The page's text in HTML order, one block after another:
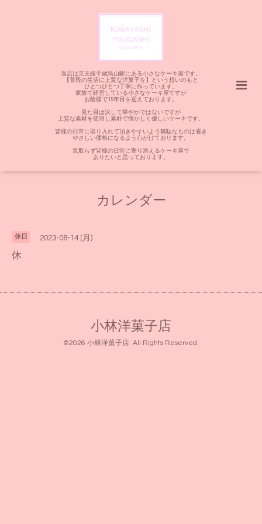
当店は京王線千歳烏山駅にある小さなケーキ屋です。
【普段の生活に上質な洋菓子を】という想いのもと
ひとつひとつ丁寧に作っています。
家族で経営している小さなケーキ屋ですが
お陰様で15年目を迎えております。
見た目は決して華やかではないですが
上質な素材を使用し素朴で懐かしく優しいケーキです。
皆様の日常に取り入れて頂きやすいよう無駄なものは省き
やさしい価格になるよう心がけております。
気取らず皆様の日常に寄り添えるケーキ屋で
ありたいと思っております。
カレンダー
休日 2023-08-14 (月)
休
小林洋菓子店
©2026 小林洋菓子店. All Rights Reserved.